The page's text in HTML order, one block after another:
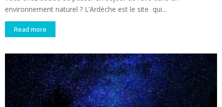
environnement naturel ? L’Ardèche est le site qui...
Read more